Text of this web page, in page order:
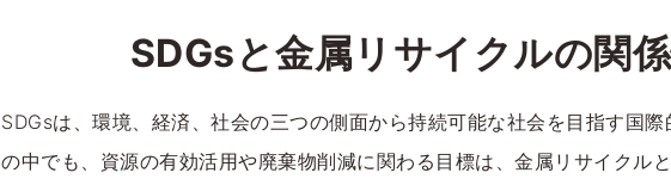
SDGsと金属リサイクルの関
SDGsは、環境、経済、社会の三つの側面から持続可能な社会を目指す国際
の中でも、資源の有効活用や廃棄物削減に関わる目標は、金属リサイクル